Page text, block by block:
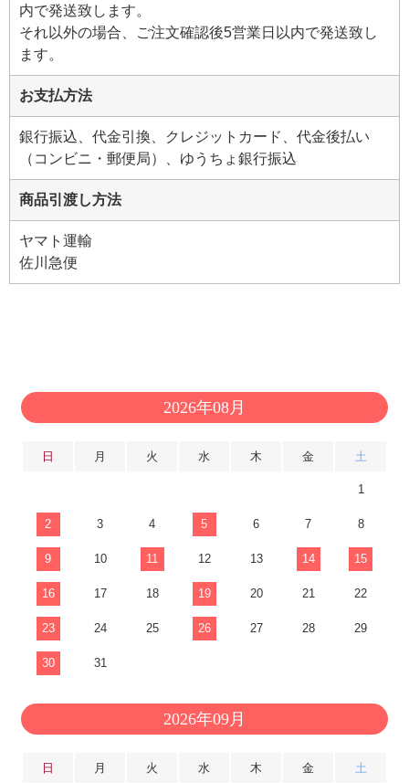
内で発送致します。
それ以外の場合、ご注文確認後5営業日以内で発送致し
ます。
お支払方法
銀行振込、代金引換、クレジットカード、代金後払い
（コンビニ・郵便局）、ゆうちょ銀行振込
商品引渡し方法
ヤマト運輸
佐川急便
2026年08月
日 月 火 水 木 金 土
1
2 3 4 5 6 7 8
9 10 11 12 13 14 15
16 17 18 19 20 21 22
23 24 25 26 27 28 29
30 31
2026年09月
日 月 火 水 木 金 土